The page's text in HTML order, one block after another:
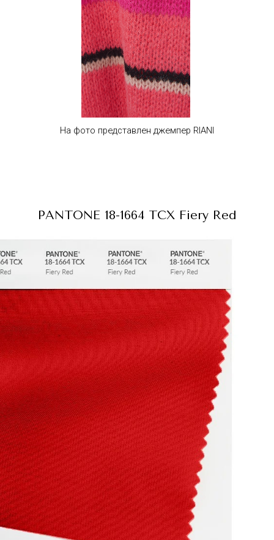
На фото представлен джемпер RIANI
PANTONE 18-1664 TCX Fiery Red